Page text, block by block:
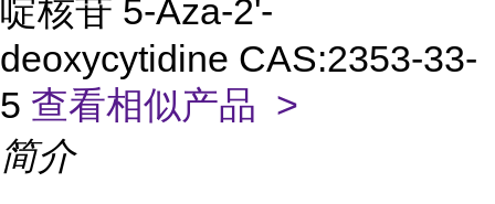
啶核苷 5-Aza-2'-
deoxycytidine CAS:2353-33-
5 查看相似产品 >
简介